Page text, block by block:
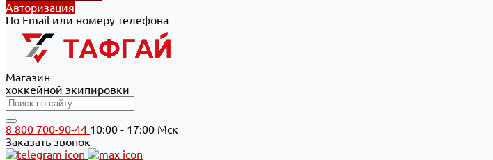
Авторизация
По Email или номеру телефона
Магазин
хоккейной экипировки
8 800 700-90-44 10:00 - 17:00 Мск
Заказать звонок